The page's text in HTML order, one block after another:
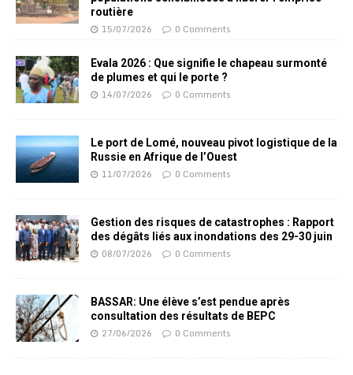
routière
15/07/2026 0 Comments
Evala 2026 : Que signifie le chapeau surmonté
de plumes et qui le porte ?
14/07/2026 0 Comments
Le port de Lomé, nouveau pivot logistique de la
Russie en Afrique de l’Ouest
11/07/2026 0 Comments
Gestion des risques de catastrophes : Rapport
des dégâts liés aux inondations des 29-30 juin
08/07/2026 0 Comments
BASSAR: Une élève s’est pendue après
consultation des résultats de BEPC
27/06/2026 0 Comments